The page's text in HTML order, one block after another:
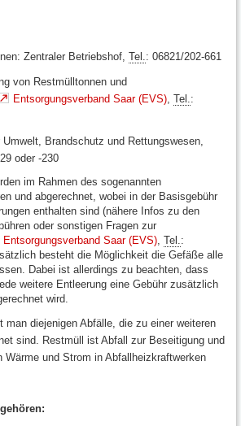
Zentraler Betriebshof, Tel. : 06821/202-661
von Restmülltonnen und
Entsorgungsverband Saar (EVS) Tel. :
Brandschutz und Rettungswesen,
oder -230
im Rahmen des sogenannten
und abgerechnet, wobei in der Basisgebühr
enthalten sind (nähere Infos zu den
oder sonstigen Fragen zur
Entsorgungsverband Saar (EVS) Tel. :
besteht die Möglichkeit die Gefäße alle
Dabei ist allerdings zu beachten, dass
weitere Entleerung eine Gebühr zusätzlich
wird.
man diejenigen Abfälle, die zu einer weiteren
sind. Restmüll ist Abfall zur Beseitigung und
Wärme und Strom in Abfallheizkraftwerken